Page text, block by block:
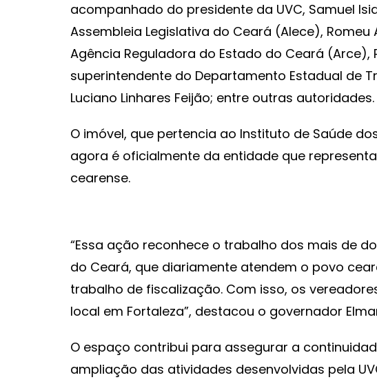
acompanhado do presidente da UVC, Samuel
Assembleia Legislativa do Ceará (Alece),
Agência Reguladora do Estado do Ceará (Arce),
superintendente do Departamento Estadual de
Luciano Linhares Feijão; entre outras autoridades.
O imóvel, que pertencia ao Instituto de Saúde
agora é oficialmente da entidade que
cearense.
“Essa ação reconhece o trabalho dos mais de
do Ceará, que diariamente atendem o povo
trabalho de fiscalização. Com isso, os
local em Fortaleza”, destacou o governador
O espaço contribui para assegurar a
ampliação das atividades desenvolvidas pela